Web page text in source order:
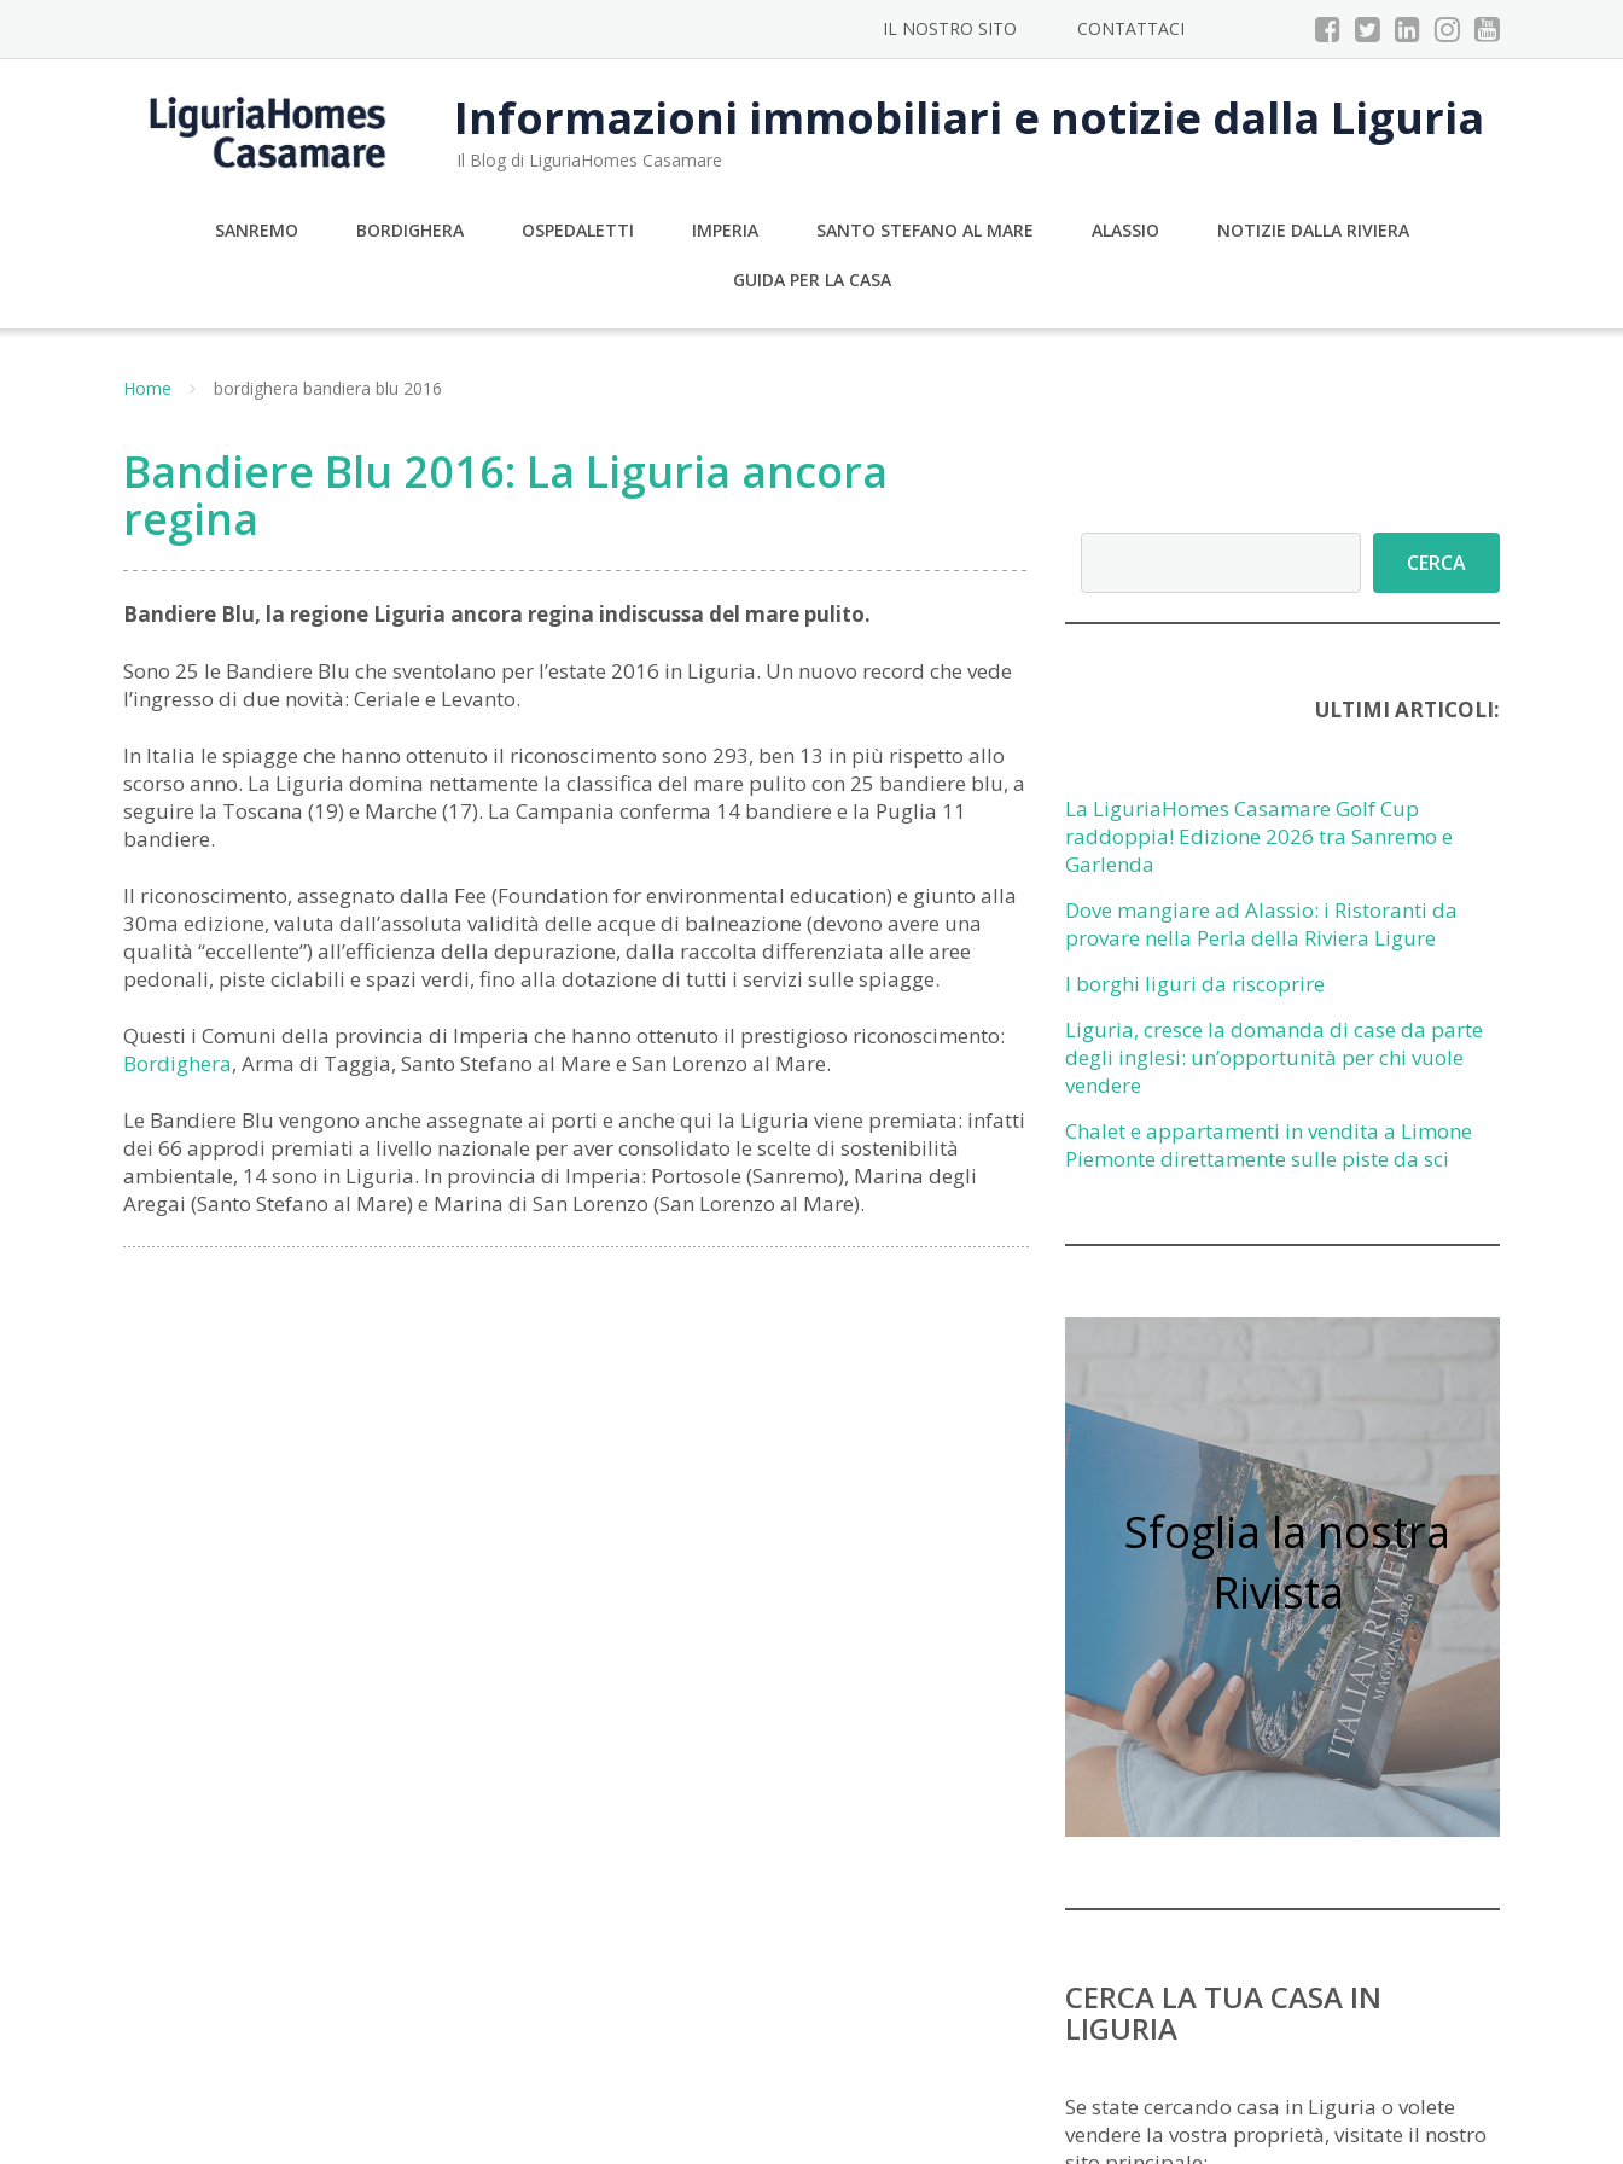
content
IL NOSTRO SITO CONTATTACI
Informazioni immobiliari e notizie dalla Liguria
Il Blog di LiguriaHomes Casamare
SANREMO BORDIGHERA OSPEDALETTI IMPERIA SANTO STEFANO AL MARE ALASSIO NOTIZIE DALLA RIVIERA
GUIDA PER LA CASA
Home bordighera bandiera blu 2016
Bandiere Blu 2016: La Liguria ancora
regina
Bandiere Blu, la regione Liguria ancora regina indiscussa del mare pulito.
Sono 25 le Bandiere Blu che sventolano per l’estate 2016 in Liguria. Un nuovo record che vede
l’ingresso di due novità: Ceriale e Levanto.
In Italia le spiagge che hanno ottenuto il riconoscimento sono 293, ben 13 in più rispetto allo
scorso anno. La Liguria domina nettamente la classifica del mare pulito con 25 bandiere blu, a
seguire la Toscana (19) e Marche (17). La Campania conferma 14 bandiere e la Puglia 11
bandiere.
Il riconoscimento, assegnato dalla Fee (Foundation for environmental education) e giunto alla
30ma edizione, valuta dall’assoluta validità delle acque di balneazione (devono avere una
qualità “eccellente”) all’efficienza della depurazione, dalla raccolta differenziata alle aree
pedonali, piste ciclabili e spazi verdi, fino alla dotazione di tutti i servizi sulle spiagge.
Questi i Comuni della provincia di Imperia che hanno ottenuto il prestigioso riconoscimento:
Bordighera, Arma di Taggia, Santo Stefano al Mare e San Lorenzo al Mare.
Le Bandiere Blu vengono anche assegnate ai porti e anche qui la Liguria viene premiata: infatti
dei 66 approdi premiati a livello nazionale per aver consolidato le scelte di sostenibilità
ambientale, 14 sono in Liguria. In provincia di Imperia: Portosole (Sanremo), Marina degli
Aregai (Santo Stefano al Mare) e Marina di San Lorenzo (San Lorenzo al Mare).
CERCA
ULTIMI ARTICOLI:
La LiguriaHomes Casamare Golf Cup
raddoppia! Edizione 2026 tra Sanremo e
Garlenda
Dove mangiare ad Alassio: i Ristoranti da
provare nella Perla della Riviera Ligure
I borghi liguri da riscoprire
Liguria, cresce la domanda di case da parte
degli inglesi: un’opportunità per chi vuole
vendere
Chalet e appartamenti in vendita a Limone
Piemonte direttamente sulle piste da sci
Sfoglia la nostra
Rivista
CERCA LA TUA CASA IN
LIGURIA
Se state cercando casa in Liguria o volete
vendere la vostra proprietà, visitate il nostro